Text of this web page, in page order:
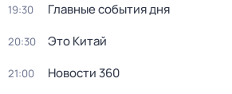
19:30 Главные события дня
20:30 Это Китай
21:00 Новости 360